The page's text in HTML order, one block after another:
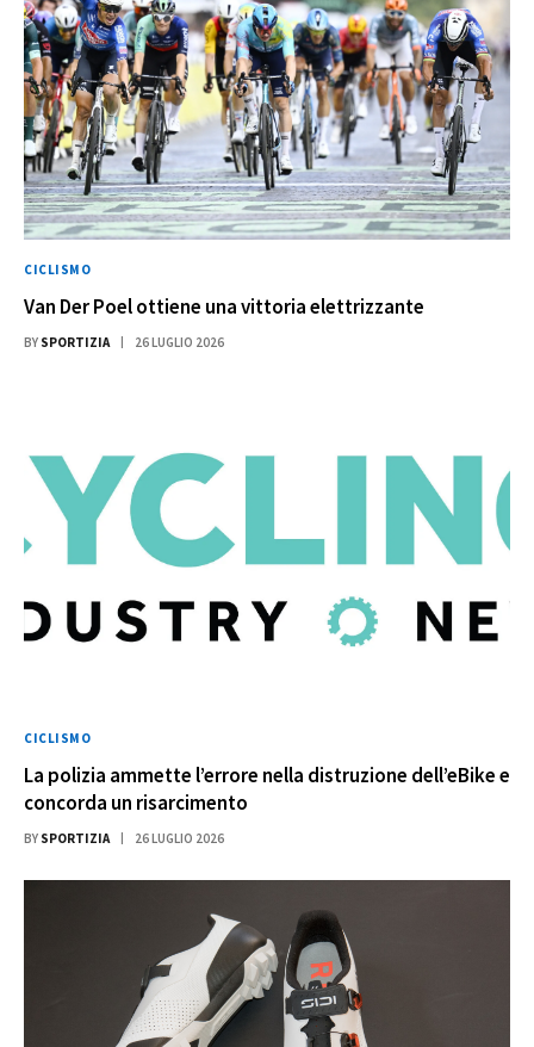
CICLISMO
Van Der Poel ottiene una vittoria elettrizzante
BY SPORTIZIA 26 LUGLIO 2026
CICLISMO
La polizia ammette l’errore nella distruzione dell’eBike e
concorda un risarcimento
BY SPORTIZIA 26 LUGLIO 2026